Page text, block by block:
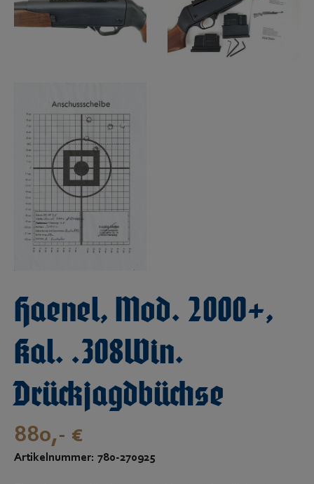
Haenel, Mod. 2000+,
Kal. .308Win.
Drückjagdbüchse
880,- €
Artikelnummer: 780-270925